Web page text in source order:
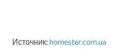
Источник: homester.com.ua